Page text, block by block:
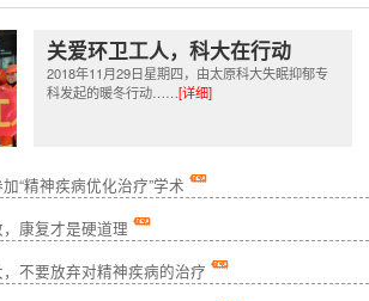
关爱环卫工人，科大在行动
2018年11月29日星期四，由太原科大失眠抑郁专
科发起的暖冬行动……[详细]
“精神疾病优化治疗”学术
康复才是硬道理
不要放弃对精神疾病的治疗